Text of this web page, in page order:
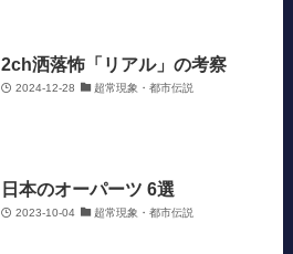
2ch洒落怖「リアル」の考察
2024-12-28 超常現象・都市伝説
日本のオーパーツ 6選
2023-10-04 超常現象・都市伝説